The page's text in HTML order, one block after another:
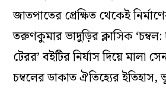
জাতপাতের প্রেক্ষিত থেকেই
তরুণকুমার ভাদুড়ির ক্লাসিক
টেরর’ বইটির নির্যাস দিয়ে মালা
চম্বলের ডাকাত ঐতিহ্যের